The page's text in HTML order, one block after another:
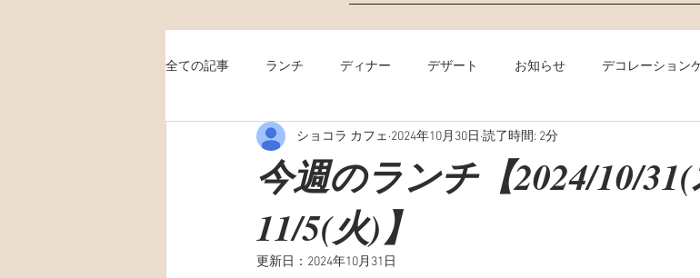
全ての記事 ランチ ディナー デザート お知らせ デコレーション
クリスマス予約
今週のランチ【2024/10/
11/5(火)】
ショコラ カフェ 2024年10月30日 読了時間: 2分
更新日： 2024年10月31日